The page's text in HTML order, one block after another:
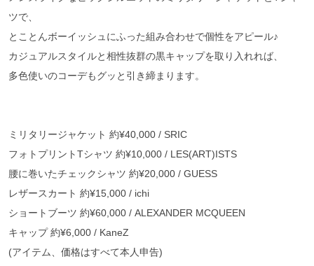
ツで、
とことんボーイッシュにふった組み合わせで個性をアピール♪
カジュアルスタイルと相性抜群の黒キャップを取り入れれば、
多色使いのコーデもグッと引き締まります。
ミリタリージャケット 約¥40,000 / SRIC
フォトプリントTシャツ 約¥10,000 / LES(ART)ISTS
腰に巻いたチェックシャツ 約¥20,000 / GUESS
レザースカート 約¥15,000 / ichi
ショートブーツ 約¥60,000 / ALEXANDER MCQUEEN
キャップ 約¥6,000 / KaneZ
(アイテム、価格はすべて本人申告)